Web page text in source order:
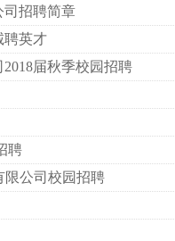
司招聘简章
聘英才
届秋季校园招聘
聘
限公司校园招聘